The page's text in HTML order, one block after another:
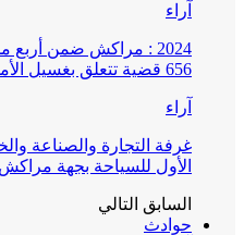
آراء
2024 : مراكش ضمن
656 قضية تتعلق بغسيل الأموال
آراء
غرفة التجارة والصناعة
الأول للسياحة بجهة
السابق التالي
حوادث